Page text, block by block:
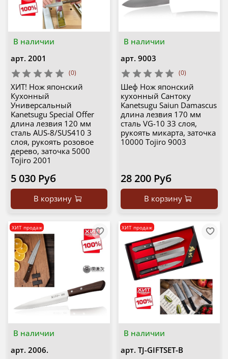
В наличии
арт. 2001
(0)
ХИТ! Нож японский
Кухонный
Универсальный
Kanetsugu Special Offer
длина лезвия 120 мм
сталь AUS-8/SUS410 3
слоя, рукоять розовое
дерево, заточка 5000
Tojiro 2001
5 030 Руб
В корзину
В наличии
арт. 9003
(0)
Шеф Нож японский
кухонный Сантоку
Kanetsugu Saiun Damascus
длина лезвия 170 мм
сталь VG-10 33 слоя,
рукоять микарта, заточка
10000 Tojiro 9003
28 200 Руб
В корзину
В наличии
ХИТ продаж
арт. 2006.
В наличии
ХИТ продаж
арт. TJ-GIFTSET-B